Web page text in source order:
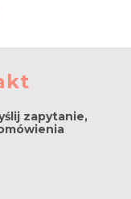
zapytanie,